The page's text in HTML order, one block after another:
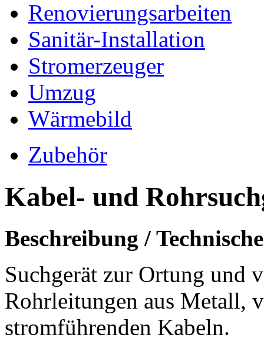
Renovierungsarbeiten
Sanitär-Installation
Stromerzeuger
Umzug
Wärmebild
Zubehör
Kabel- und
Beschreibung /
Suchgerät zur Ortung und
Rohrleitungen aus Metall,
stromführenden Kabeln.